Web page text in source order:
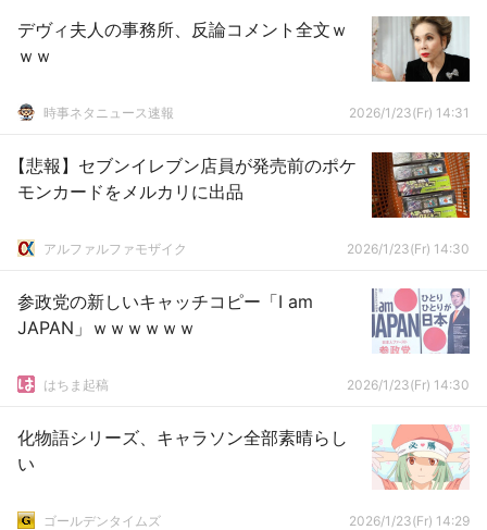
デヴィ夫人の事務所、反論コメント全文ｗ
ｗｗ
時事ネタニュース速報 2026/1/23(Fr) 14:31
【悲報】セブンイレブン店員が発売前のポケ
モンカードをメルカリに出品
アルファルファモザイク 2026/1/23(Fr) 14:30
参政党の新しいキャッチコピー「I am
JAPAN」ｗｗｗｗｗｗ
はちま起稿 2026/1/23(Fr) 14:30
化物語シリーズ、キャラソン全部素晴らし
い
ゴールデンタイムズ 2026/1/23(Fr) 14:29